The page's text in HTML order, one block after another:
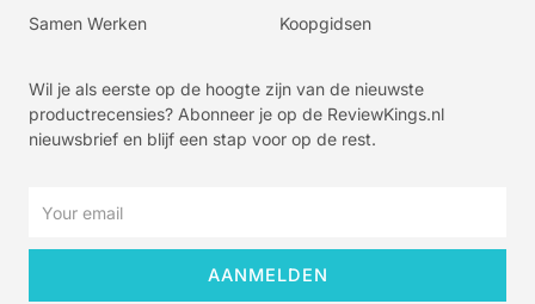
m
-
Samen Werken
Koopgidsen
Wil je als eerste op de hoogte zijn van de nieuwste
productrecensies? Abonneer je op de ReviewKings.nl
nieuwsbrief en blijf een stap voor op de rest.
AANMELDEN